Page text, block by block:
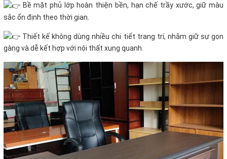
Bề mặt phủ lớp hoàn thiện bền, hạn chế trầy xước, giữ màu
sắc ổn định theo thời gian.
Thiết kế không dùng nhiều chi tiết trang trí, nhằm giữ sự gọn
gàng và dễ kết hợp với nội thất xung quanh.